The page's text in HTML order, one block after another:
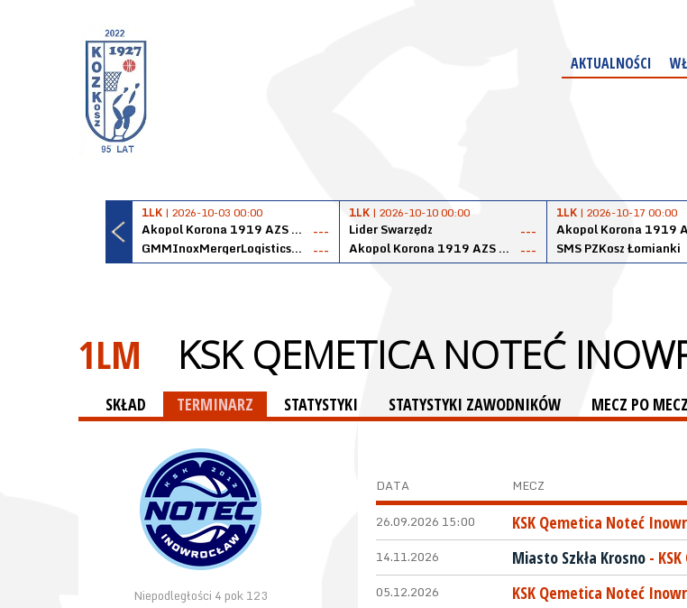
AKTUALNOŚCI
1LK | 2026-10-03 00:00
Akopol Korona 1919 AZS PK Kraków
---
GMMInoxMergerLogisticsPanteryŁańcut
---
1LK | 2026-10-10 00:00
Lider Swarzędz
---
Akopol Korona 1919 AZS PK Kraków
---
1LK | 2026-10-17 00:00
SMS PZKosz Łomianki
1LM KSK QEMETICA NOTEĆ
SKŁAD TERMINARZ STATYSTYKI STATYSTYKI ZAWODNIKÓW MECZ PO
Niepodległości 4 pok 123
DATA MECZ
26.09.2026 15:00
KSK Qemetica Noteć
14.11.2026 Miasto Szkła Krosno -
05.12.2026 KSK Qemetica Noteć